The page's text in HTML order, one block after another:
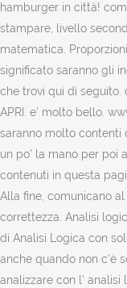
hamburger in città!
stampare, livello
matematica.
significato saranno gli
che trovi qui di seguito.
APRI. e' molto bello.
saranno molto contenti
un po' la mano per poi
contenuti in questa
Alla fine, comunicano
correttezza. Analisi
di Analisi Logica con
anche quando non c'è
analizzare con l' analisi